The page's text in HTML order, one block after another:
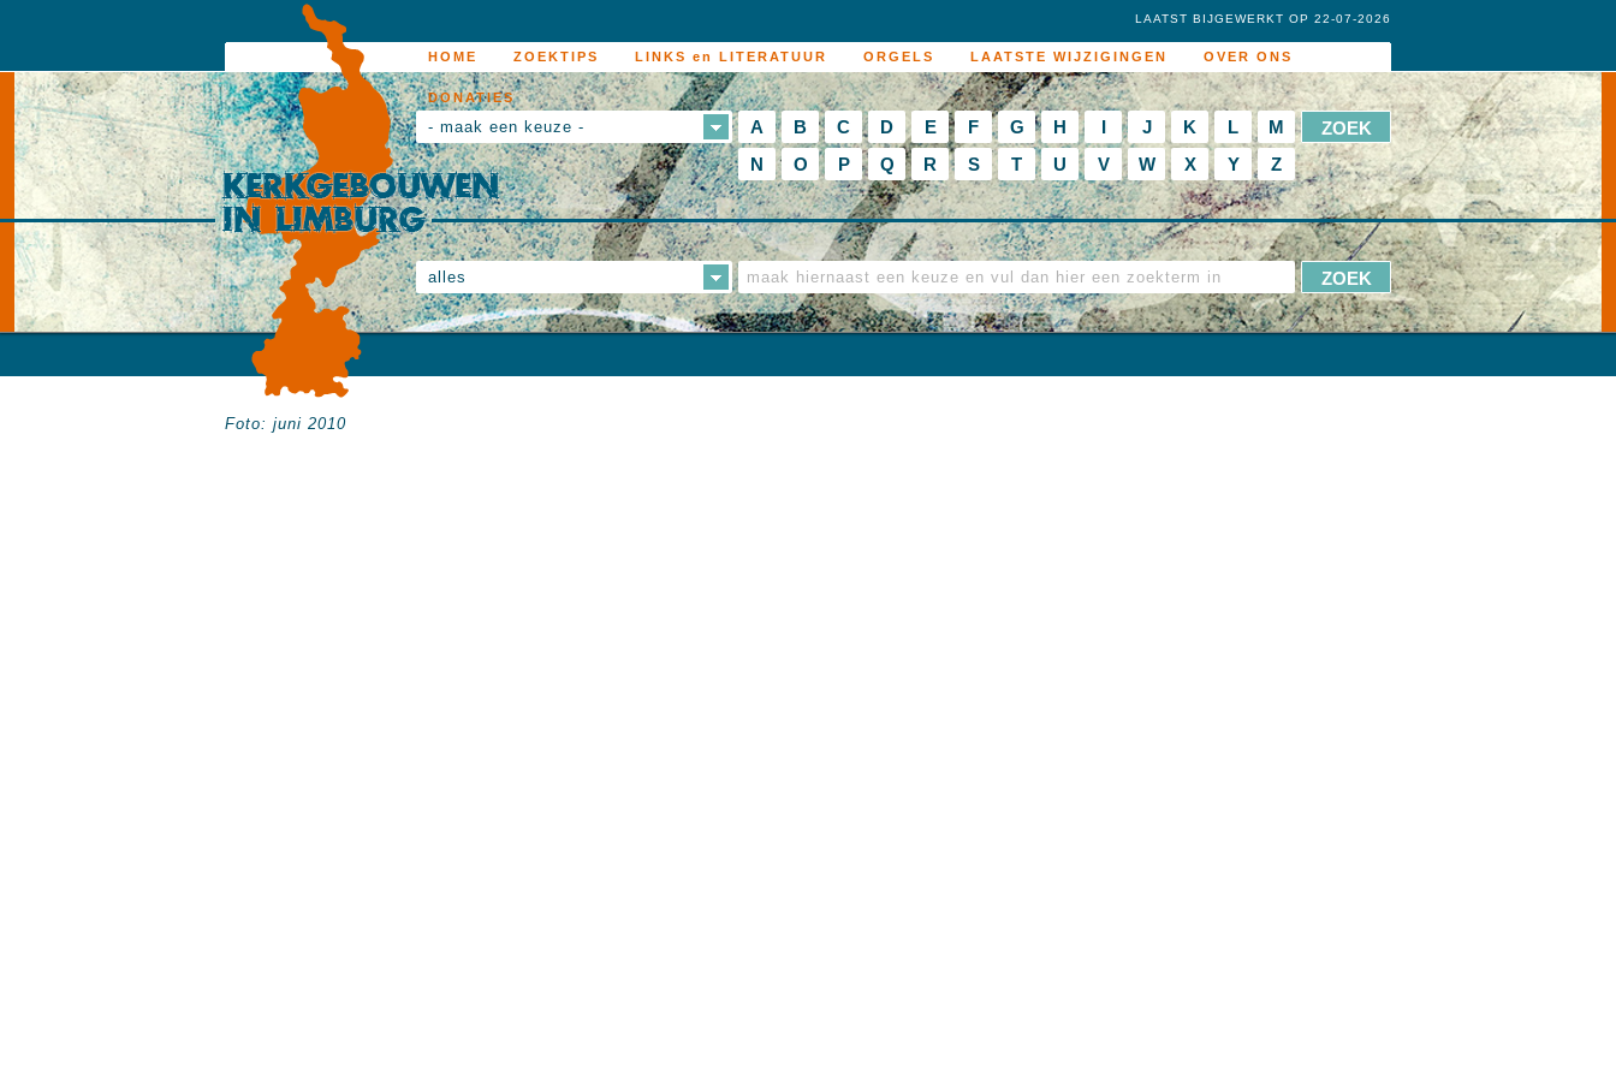
HOME ZOEKTIPS LINKS en LITERATUUR ORGELS LAATSTE WIJZIGINGEN OVER ONS
DONATIES
LAATST BIJGEWERKT OP 22-07-2026
- maak een keuze - A B C D E F G H I J K L
M
N
O P Q R S T U V W X Y Z
alles
Foto: juni 2010